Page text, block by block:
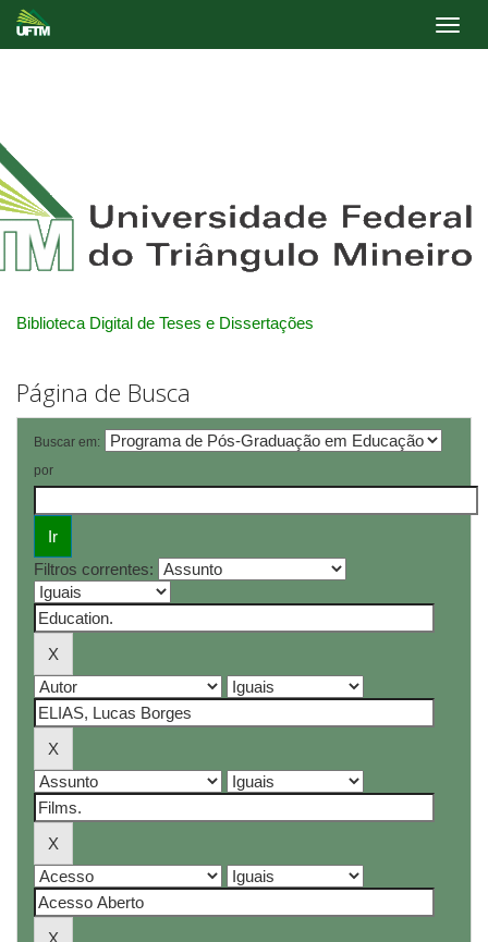
Biblioteca Digital de Teses e Dissertações
Página de Busca
Buscar em:
por
Filtros correntes: